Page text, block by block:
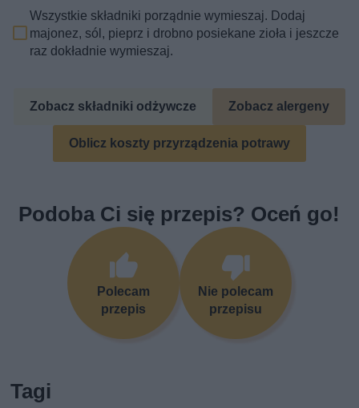
Wszystkie składniki porządnie wymieszaj. Dodaj
majonez, sól, pieprz i drobno posiekane zioła i jeszcze
raz dokładnie wymieszaj.
Zobacz składniki odżywcze Zobacz alergeny
Oblicz koszty przyrządzenia potrawy
Podoba Ci się przepis? Oceń go!
Polecam
przepis
Nie polecam
przepisu
Tagi